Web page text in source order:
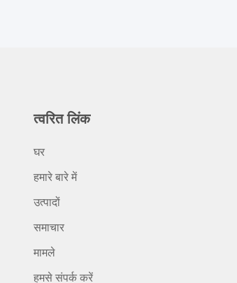
त्वरित लिंक
घर
हमारे बारे में
उत्पादों
समाचार
मामले
हमसे संपर्क करें